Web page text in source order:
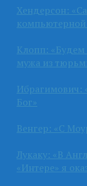
Хендерсон:
компьютерной
Клопп:
мужа из
Ибрагимович:
Бог»
Венгер: «С
Лукаку: «В
«Интере» я